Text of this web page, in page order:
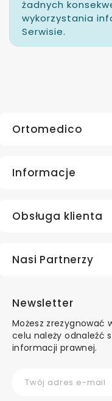
żadnych
wykorzystania
Serwisie.
Ortomedico
Informacje
Obsługa klienta
Nasi Partnerzy
Newsletter
Możesz zrezygnować
celu należy odnaleźć
informacji prawnej.